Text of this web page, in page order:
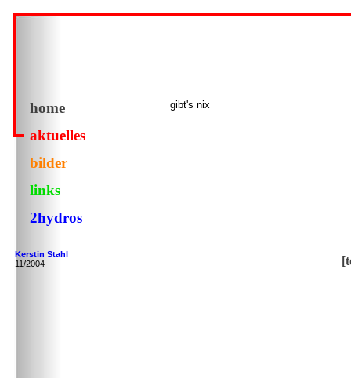
home
aktuelles
bilder
links
2hydros
gibt's nix
Kerstin Stahl
11/2004